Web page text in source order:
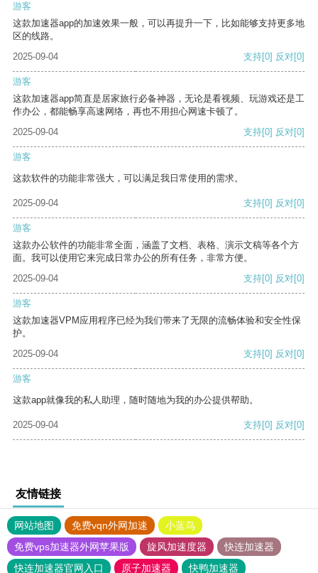
游客
这款加速器app的加速效果一般，可以再提升一下，比如能够支持更多地
区的线路。
2025-09-04
支持[0] 反对[0]
游客
这款加速器app简直是居家旅行必备神器，无论是看视频、玩游戏还是工
作办公，都能畅享高速网络，再也不用担心网速卡顿了。
2025-09-04
支持[0] 反对[0]
游客
这款软件的功能非常强大，可以满足我日常使用的需求。
2025-09-04 支持[0] 反对[0]
游客
这款办公软件的功能非常全面，涵盖了文档、表格、演示文稿等各个方
面。我可以使用它来完成日常办公的所有任务，非常方便。
2025-09-04
支持[0] 反对[0]
游客
这款加速器VPM应用程序已经为我们带来了无限的流畅体验和安全性保
护。
2025-09-04
支持[0] 反对[0]
游客
这款app就像我的私人助理，随时随地为我的办公提供帮助。
2025-09-04 支持[0] 反对[0]
友情链接
网站地图 免费vqn外网加速
小蓝鸟
免费vps加速器外网苹果版
旋风加速度器
快连加速器
快连加速器官网入口
原子加速器 快鸭加速器